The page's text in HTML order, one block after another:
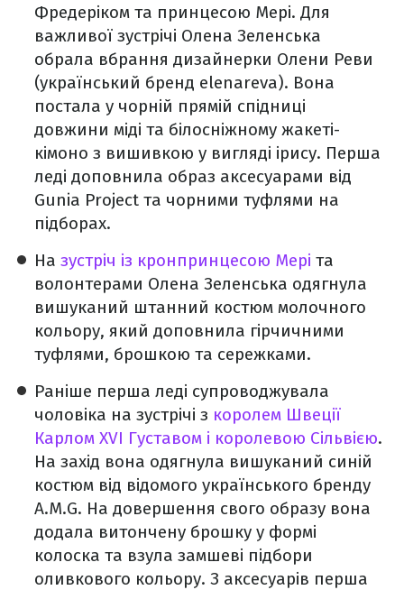
Фредеріком та принцесою Мері. Для
важливої зустрічі Олена Зеленська
обрала вбрання дизайнерки Олени Реви
(український бренд elenareva). Вона
постала у чорній прямій спідниці
довжини міді та білосніжному жакеті-
кімоно з вишивкою у вигляді ірису. Перша
леді доповнила образ аксесуарами від
Gunia Project та чорними туфлями на
підборах.
На зустріч із кронпринцесою Мері та
волонтерами Олена Зеленська одягнула
вишуканий штанний костюм молочного
кольору, який доповнила гірчичними
туфлями, брошкою та сережками.
Раніше перша леді супроводжувала
чоловіка на зустрічі з королем Швеції
Карлом XVI Густавом і королевою Сільвією.
На захід вона одягнула вишуканий синій
костюм від відомого українського бренду
A.M.G. На довершення свого образу вона
додала витончену брошку у формі
колоска та взула замшеві підбори
оливкового кольору. З аксесуарів перша